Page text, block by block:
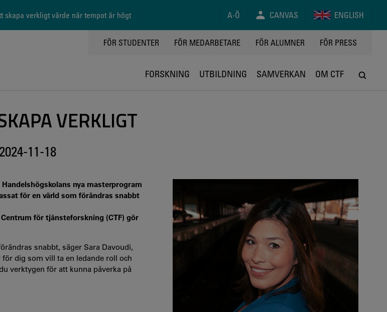
skapa verkligt värde när tempot är högt A-Ö CANVAS ENGLISH
TOPPMENY
FÖR STUDENTER FÖR MEDARBETARE FÖR ALUMNER FÖR PRESS
FORSKNING UTBILDNING SAMVERKAN OM CTF
VERKLIGT
2024-11-18
nya masterprogram
för en värld som förändras snabbt
för tjänsteforskning (CTF) gör
snabbt, säger Sara Davoudi,
dig som vill ta en ledande roll och
verktygen för att kunna påverka på